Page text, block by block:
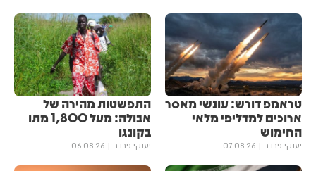
טראמפ דורש: עונשי מאסר
ארוכים למדליפי מלאי
החימוש
יענקי פרבר 07.08.26
התפשטות מהירה של
אבולה: מעל 1,800 מתו
בקונגו
יענקי פרבר 06.08.26